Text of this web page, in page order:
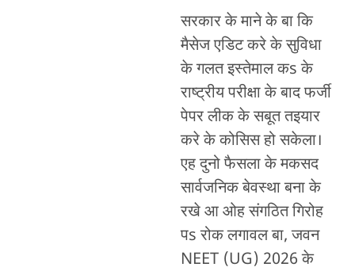
सरकार के माने के बा कि
मैसेज एडिट करे के सुविधा
के गलत इस्तेमाल कs के
राष्ट्रीय परीक्षा के बाद फर्जी
पेपर लीक के सबूत तइयार
करे के कोसिस हो सकेला।
एह दुनो फैसला के मकसद
सार्वजनिक बेवस्था बना के
रखे आ ओह संगठित गिरोह
पs रोक लगावल बा, जवन
NEET (UG) 2026 के